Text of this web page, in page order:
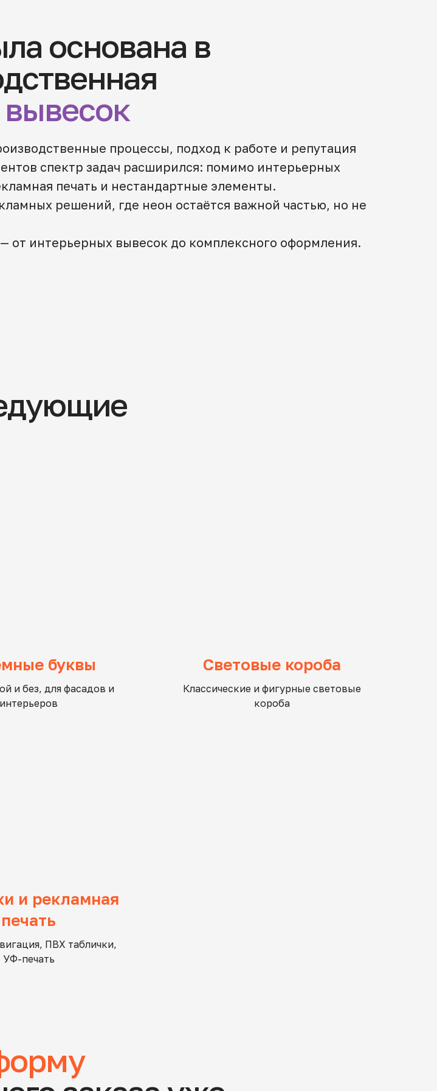
основана в
процессы, подход к работе и репутация
спектр задач расширился: помимо интерьерных
печать и нестандартные элементы.
решений, где неон остаётся важной частью, но не
от интерьерных вывесок до комплексного оформления.
буквы
и без, для фасадов и
интерьеров
Световые короба
Классические и фигурные световые
короба
и рекламная
печать
ПВХ таблички,
УФ-печать